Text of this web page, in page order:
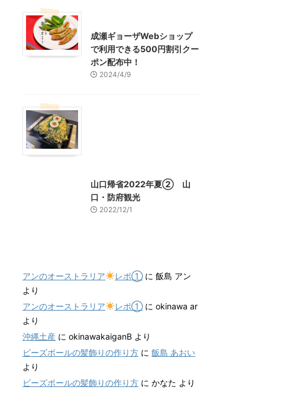
成瀬ギョーザWebショップ
で利用できる500円割引クー
ポン配布中！
2024/4/9
山口帰省2022年夏② 山
口・防府観光
2022/12/1
アンのオーストラリア レポ①に 飯島 アン
より
アンのオーストラリア
レポ①に okinawa ar
より
沖縄土産 に okinawakaiganB より
ビーズボールの髪飾りの作り方 に 飯島 あおい
より
ビーズボールの髪飾りの作り方 に かなた より